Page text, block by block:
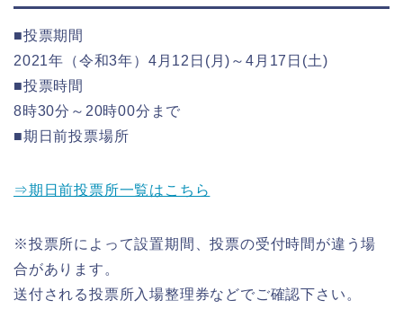
■投票期間
2021年（令和3年）4月12日(月)～4月17日(土)
■投票時間
8時30分～20時00分まで
■期日前投票場所
⇒期日前投票所一覧はこちら
※投票所によって設置期間、投票の受付時間が違う場
合があります。
送付される投票所入場整理券などでご確認下さい。